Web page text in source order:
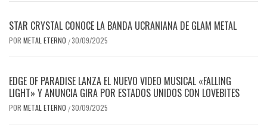
STAR CRYSTAL CONOCE LA BANDA UCRANIANA DE GLAM METAL
POR METAL ETERNO /30/09/2025
EDGE OF PARADISE LANZA EL NUEVO VIDEO MUSICAL «FALLING
LIGHT» Y ANUNCIA GIRA POR ESTADOS UNIDOS CON LOVEBITES
POR METAL ETERNO /30/09/2025